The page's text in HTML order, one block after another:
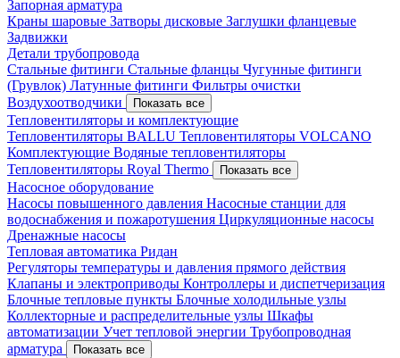
Запорная арматура
Краны шаровые Затворы дисковые Заглушки фланцевые
Задвижки
Детали трубопровода
Стальные фитинги Стальные фланцы Чугунные фитинги
(Грувлок) Латунные фитинги Фильтры очистки
Воздухоотводчики
Показать все
Тепловентиляторы и комплектующие
Тепловентиляторы BALLU Тепловентиляторы VOLCANO
Комплектующие Водяные тепловентиляторы
Тепловентиляторы Royal Thermo
Показать все
Насосное оборудование
Насосы повышенного давления Насосные станции для
водоснабжения и пожаротушения Циркуляционные насосы
Дренажные насосы
Тепловая автоматика Ридан
Регуляторы температуры и давления прямого действия
Клапаны и электроприводы Контроллеры и диспетчеризация
Блочные тепловые пункты Блочные холодильные узлы
Коллекторные и распределительные узлы Шкафы
автоматизации Учет тепловой энергии Трубопроводная
арматура
Показать все